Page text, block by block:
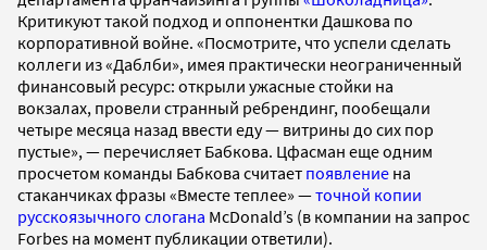
Критикуют такой подход и оппонентки Дашкова по
корпоративной войне. «Посмотрите, что успели сделать
коллеги из «Даблби», имея практически неограниченный
финансовый ресурс: открыли ужасные стойки на
вокзалах, провели странный ребрендинг, пообещали
четыре месяца назад ввести еду — витрины до сих пор
пустые», — перечисляет Бабкова. Цфасман еще одним
просчетом команды Бабкова считает появление на
стаканчиках фразы «Вместе теплее» —точной копии
русскоязычного слогана McDonald’s (в компании на запрос
Forbes на момент публикации ответили).